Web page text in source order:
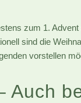
zum 1.
sind die
vorstellen
Auch